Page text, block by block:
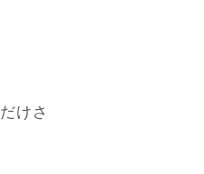
だけさ